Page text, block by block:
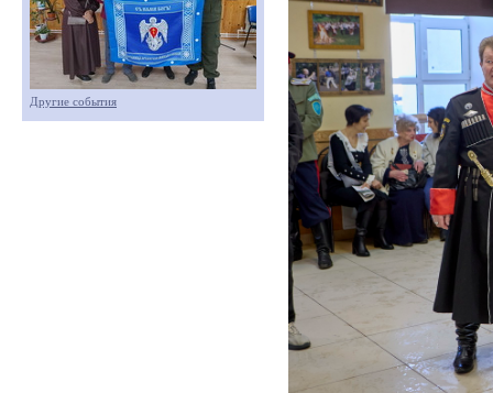
Другие события